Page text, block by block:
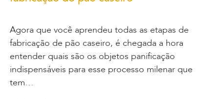
Agora que você aprendeu todas as etapas de
fabricação de pão caseiro, é chegada a hora
entender quais são os objetos panificação
indispensáveis para esse processo milenar que
tem…